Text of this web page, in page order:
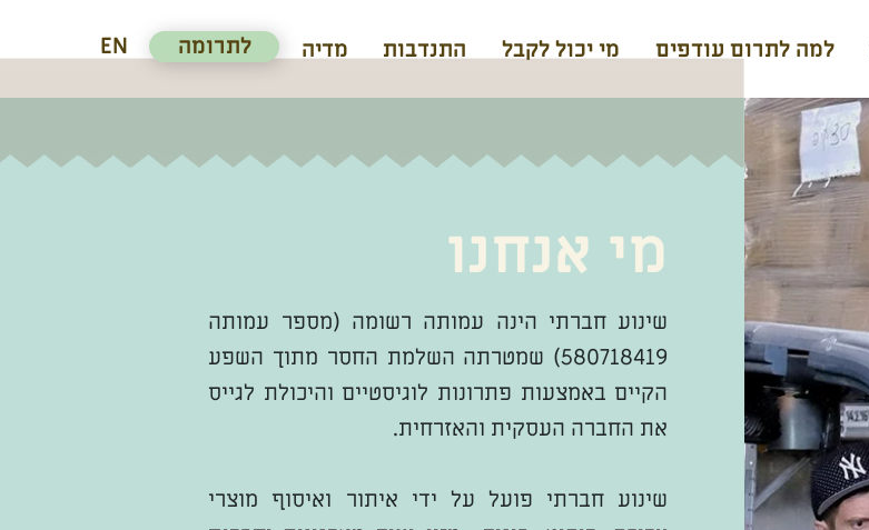
EN לתרומה למה לתרום עודפים מי יכול לקבל התנדבות מדיה
מי אנחנו
שינוע חברתי הינה עמותה רשומה (מספר עמותה
580718419) שמטרתה
השלמת החסר מתוך השפע
הקיים באמצעות פתרונות לוגיסטיים והיכולת לגייס
את החברה העסקית והאזרחית.
שינוע חברתי פועל על ידי איתור ואיסוף מוצרי